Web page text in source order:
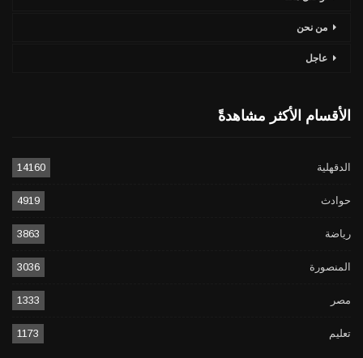
من نحن
عاجل
الأقسام الأكثر مشاهدةً
الدقهلية 14160
حوادث 4919
رياضة 3863
المنصورة 3036
مصر 1333
تعليم 1173